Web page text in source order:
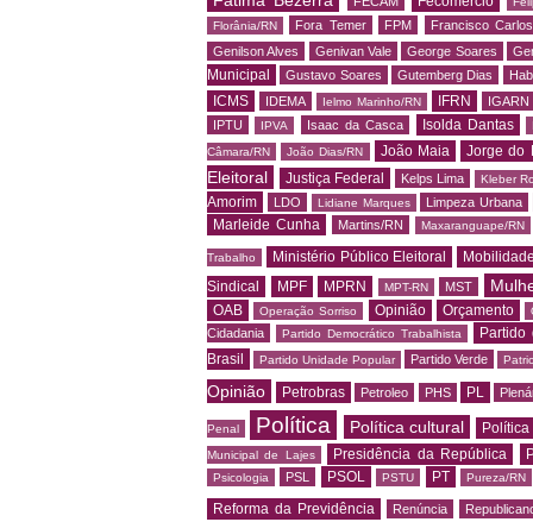
Florânia/RN Fora Temer FPM Francisco Carlos
Genilson Alves Genivan Vale George Soares
Municipal
Gustavo Soares Gutemberg Dias
ICMS IDEMA Ielmo Marinho/RN IFRN IGARN
IPTU IPVA Isaac da Casca Isolda Dantas
Câmara/RN
João Dias/RN João Maia Jorge do
Eleitoral
Justiça Federal Kelps Lima Kleber
Amorim
LDO Lidiane Marques Limpeza Urbana
Marleide Cunha Martins/RN Maxaranguape/RN
Trabalho Ministério Público Eleitoral
Sindical
MPF MPRN MPT-RN MST
OAB Operação Sorriso Opinião Orçamento
Cidadania
Partido Democrático Trabalhista Partido
Brasil
Partido Unidade Popular Partido Verde
Opinião
Petrobras Petroleo PHS PL
Penal Política Política cultural Política
Municipal de Lajes
Presidência da República
Psicologia PSL PSOL PSTU PT Pureza/RN
Reforma da Previdência Renúncia